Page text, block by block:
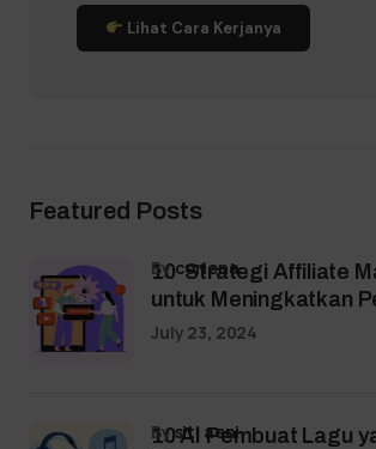
Lihat Cara Kerjanya
Featured Posts
10 Strategi Affiliate
untuk Meningkatkan
bycoriena
July 23, 2024
10 AI Pembuat Lagu
bysiti aeni